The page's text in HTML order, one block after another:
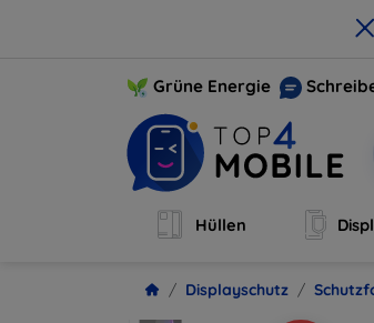
×
Grüne Energie
Hüllen
Displayschutz